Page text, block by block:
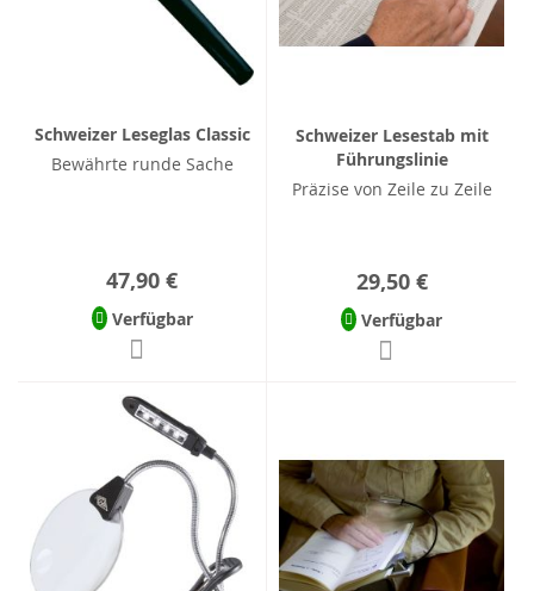
Schweizer Leseglas Classic
Bewährte runde Sache
47,90 €
Verfügbar
Schweizer Lesestab mit
Führungslinie
Präzise von Zeile zu Zeile
29,50 €
Verfügbar